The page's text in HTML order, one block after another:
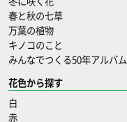
春と秋の七草
万葉の植物
キノコのこと
みんなでつくる50年アルバム
花色から探す
白
赤